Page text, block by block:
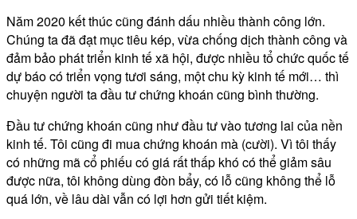
Năm 2020 kết thúc cũng đánh dấu nhiều thành công lớn.
Chúng ta đã đạt mục tiêu kép, vừa chống dịch thành công và
đảm bảo phát triển kinh tế xã hội, được nhiều tổ chức quốc tế
dự báo có triển vọng tươi sáng, một chu kỳ kinh tế mới… thì
chuyện người ta đầu tư chứng khoán cũng bình thường.
Đầu tư chứng khoán cũng như đầu tư vào tương lai của nền
kinh tế. Tôi cũng đi mua chứng khoán mà (cười). Vì tôi thấy
có những mã cổ phiếu có giá rất thấp khó có thể giảm sâu
được nữa, tôi không dùng đòn bẩy, có lỗ cũng không thể lỗ
quá lớn, về lâu dài vẫn có lợi hơn gửi tiết kiệm.